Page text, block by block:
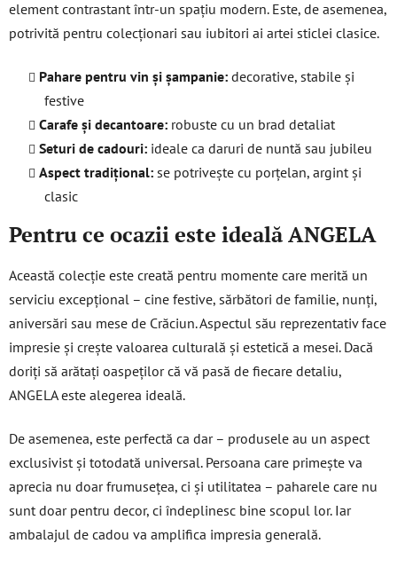
element contrastant într-un spațiu modern. Este, de asemenea,
potrivită pentru colecționari sau iubitori ai artei sticlei clasice.
Pahare pentru vin și șampanie: decorative, stabile și
festive
Carafe și decantoare: robuste cu un brad detaliat
Seturi de cadouri: ideale ca daruri de nuntă sau jubileu
Aspect tradițional: se potrivește cu porțelan, argint și
clasic
Pentru ce ocazii este ideală ANGELA
Această colecție este creată pentru momente care merită un
serviciu excepțional – cine festive, sărbători de familie, nunți,
aniversări sau mese de Crăciun. Aspectul său reprezentativ face
impresie și crește valoarea culturală și estetică a mesei. Dacă
doriți să arătați oaspeților că vă pasă de fiecare detaliu,
ANGELA este alegerea ideală.
De asemenea, este perfectă ca dar – produsele au un aspect
exclusivist și totodată universal. Persoana care primește va
aprecia nu doar frumusețea, ci și utilitatea – paharele care nu
sunt doar pentru decor, ci îndeplinesc bine scopul lor. Iar
ambalajul de cadou va amplifica impresia generală.